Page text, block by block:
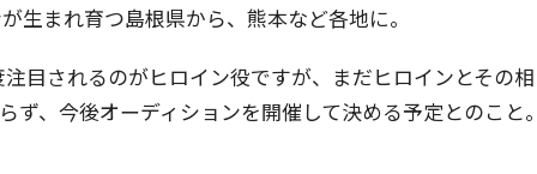
生まれ育つ島根県から、熊本など各地に。
目されるのがヒロイン役ですが、まだヒロインとその相
ず、今後オーディションを開催して決める予定とのこと。